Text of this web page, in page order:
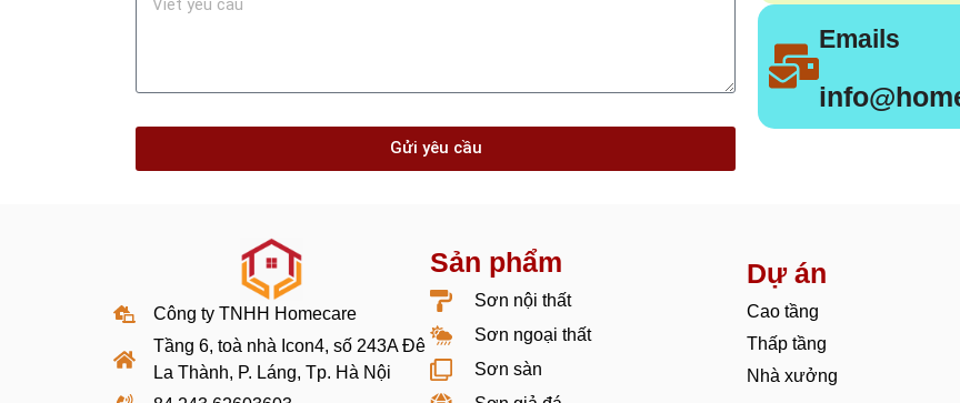
Gửi yêu cầu
Emails
Công ty TNHH Homecare
Tầng 6, toà nhà Icon4, số 243A Đê
La Thành, P. Láng, Tp. Hà Nội
Sản phẩm
Sơn nội thất
Sơn ngoại thất
Sơn sàn
Dự án
Cao tầng
Thấp tầng
Nhà xưởng